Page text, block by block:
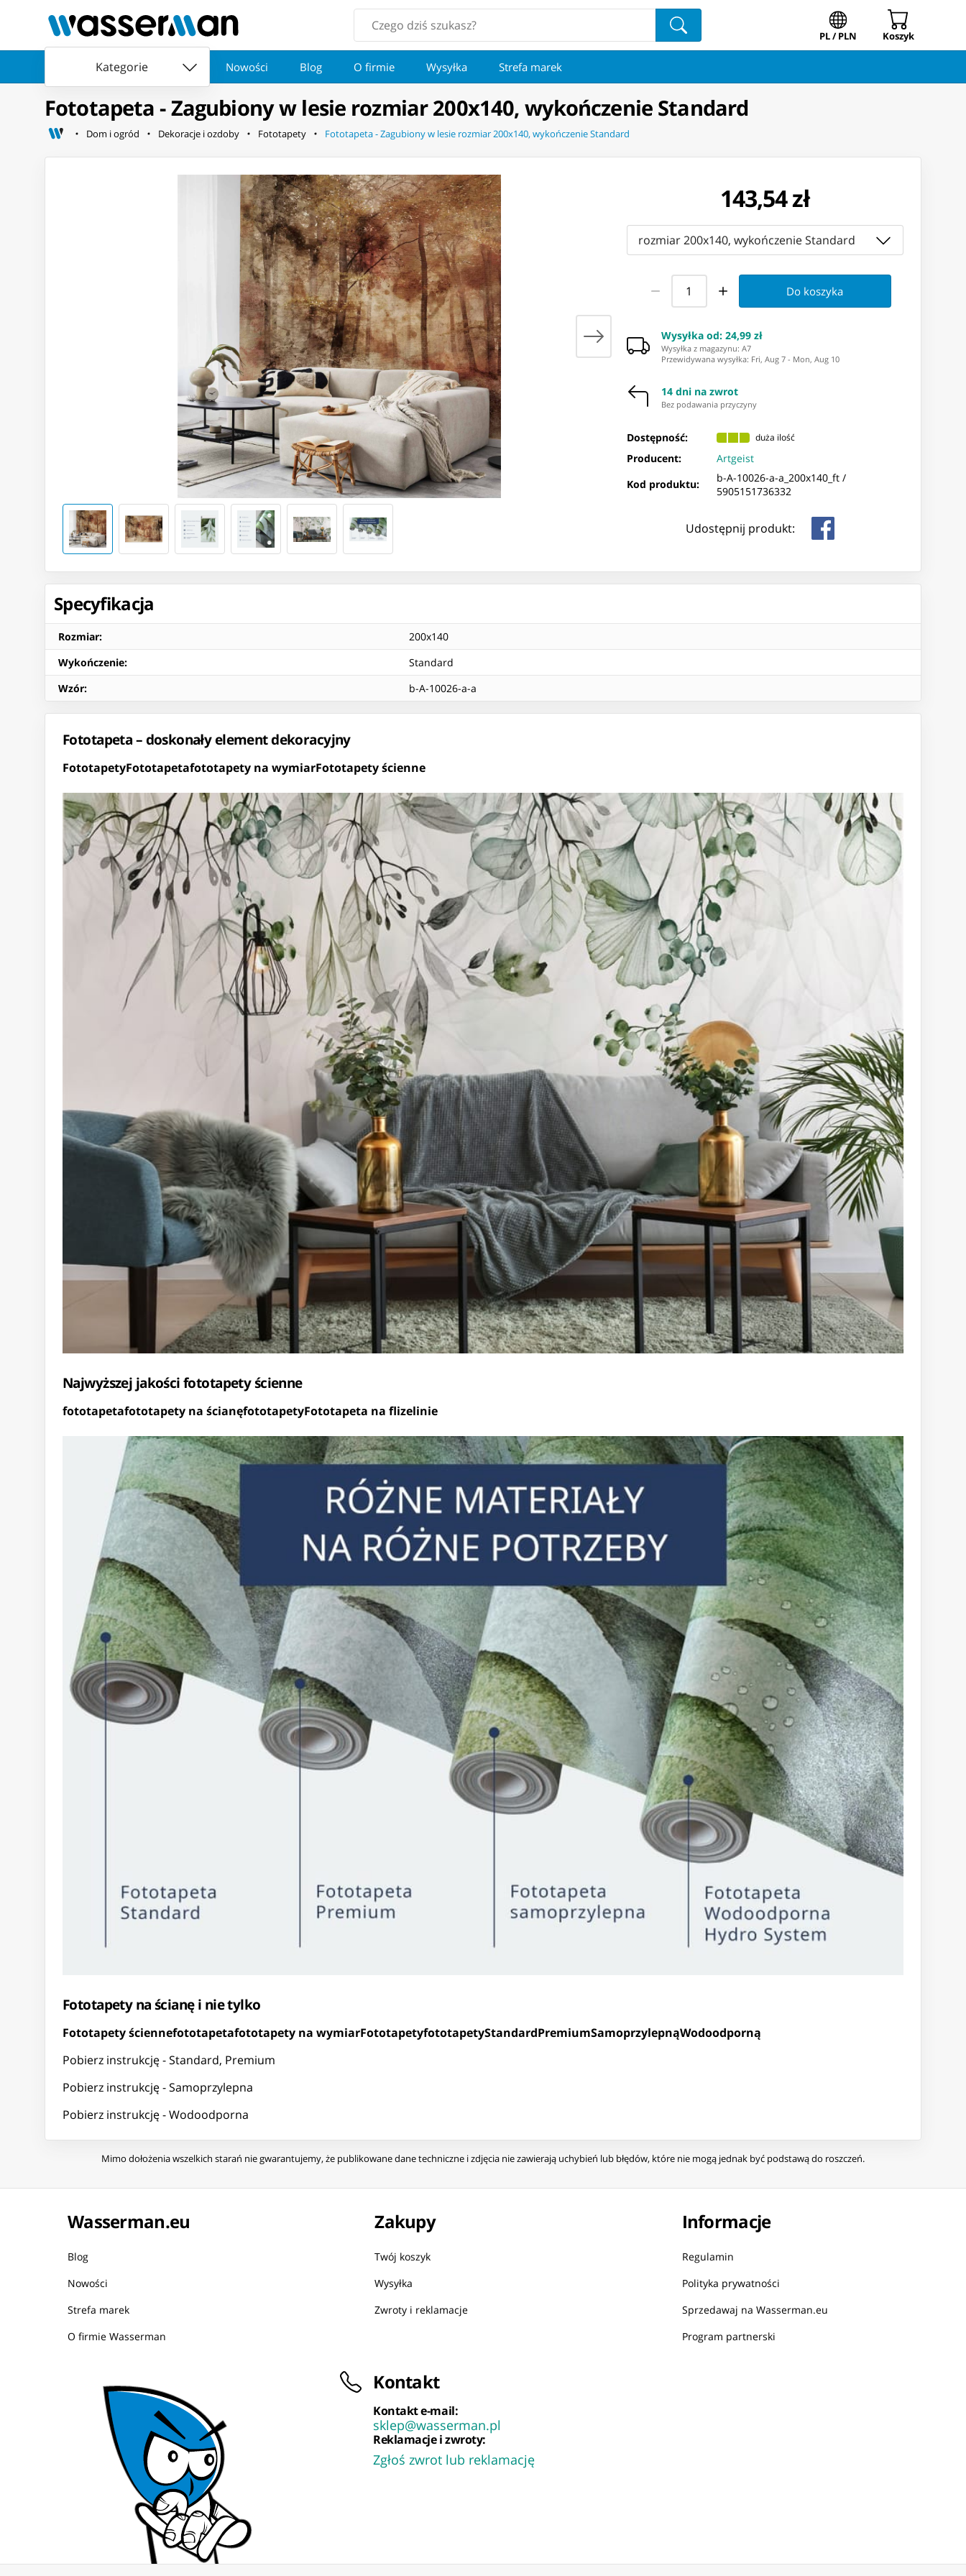
PL / PLN Koszyk
Kategorie Nowości Blog O firmie Wysyłka Strefa marek
Fototapeta - Zagubiony w lesie rozmiar 200x140, wykończenie Standard
Dom i ogród Dekoracje i ozdoby Fototapety Fototapeta - Zagubiony w lesie rozmiar 200x140, wykończenie Standard
143,54 zł
rozmiar 200x140, wykończenie Standard
Do koszyka
Wysyłka od:24,99 zł
Wysyłka z magazynu: ⁨A7⁩
Przewidywana wysyłka: Fri, Aug 7 - Mon, Aug 10
14 dni na zwrot
Bez podawania przyczyny
Dostępność: duża ilość
Producent:
Artgeist
Kod produktu:
b-A-10026-a-a_200x140_ft /
5905151736332
Udostępnij produkt:
Specyfikacja
Rozmiar:
200x140
Wykończenie:
Standard
Wzór: b-A-10026-a-a
Fototapeta – doskonały element dekoracyjny
FototapetyFototapetafototapety na wymiarFototapety ścienne
Najwyższej jakości fototapety ścienne
fototapetafototapety na ścianęfototapetyFototapeta na flizelinie
Fototapety na ścianę i nie tylko
Fototapety ściennefototapetafototapety na wymiarFototapetyfototapetyStandardPremiumSamoprzylepnąWodoodporną
Pobierz instrukcję - Standard, Premium
Pobierz instrukcję - Samoprzylepna
Pobierz instrukcję - Wodoodporna
Mimo dołożenia wszelkich starań nie gwarantujemy, że publikowane dane techniczne i zdjęcia nie zawierają uchybień lub błędów, które nie mogą jednak być podstawą do roszczeń.
Wasserman.eu
Blog
Nowości
Strefa marek
O firmie Wasserman
Zakupy
Twój koszyk
Wysyłka
Zwroty i reklamacje
Informacje
Regulamin
Polityka prywatności
Sprzedawaj na Wasserman.eu
Program partnerski
Kontakt
Kontakt e-mail:
sklep@wasserman.pl
Reklamacje i zwroty:
Zgłoś zwrot lub reklamację